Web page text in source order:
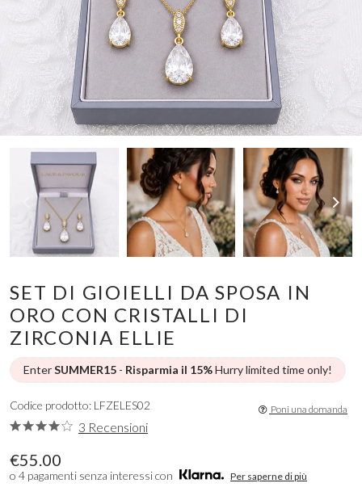
SET DI GIOIELLI DA SPOSA IN
ORO CON CRISTALLI DI
ZIRCONIA ELLIE
EnterSUMMER15 - Risparmia il 15%Hurry limited time only!
€55.00
o 4 pagamenti senza interessi con Per saperne di più
Codice prodotto: LFZELES02
3 Recensioni
Poni una domanda